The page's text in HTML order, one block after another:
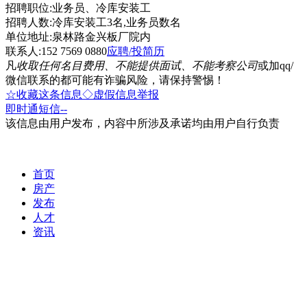
招聘职位:业务员、冷库安装工
招聘人数:冷库安装工3名,业务员数名
单位地址:泉林路金兴板厂院内
联系人:152 7569 0880应聘/投简历
凡收取任何名目费用、不能提供面试、不能考察公司或加qq/
微信联系的都可能有诈骗风险，请保持警惕！
☆收藏这条信息◇虚假信息举报
即时通短信--
该信息由用户发布，内容中所涉及承诺均由用户自行负责
首页
房产
发布
人才
资讯